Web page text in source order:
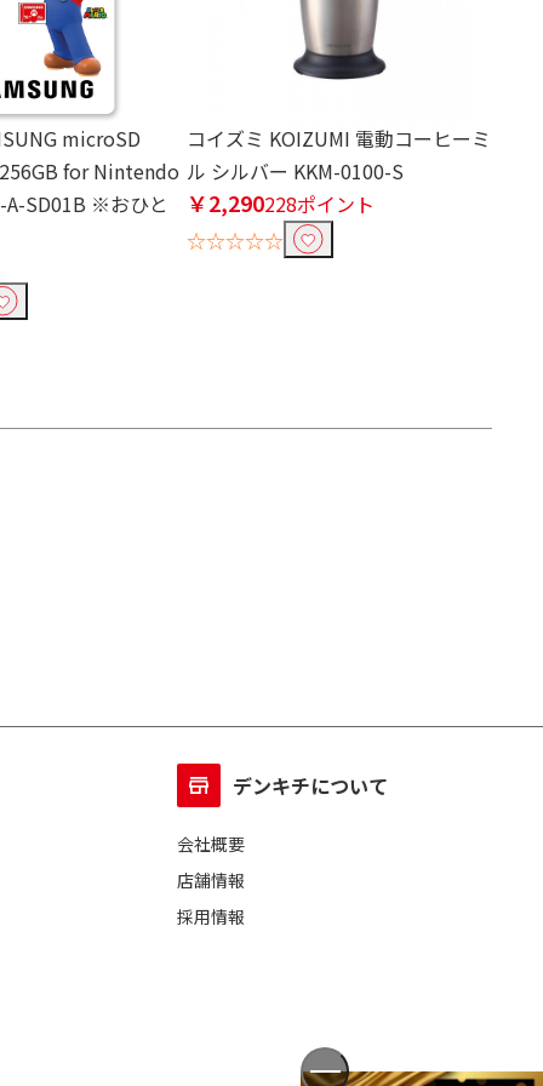
microSD
for Nintendo
SD01B ※おひと
コイズミ KOIZUMI 電動コーヒーミ
ル シルバー KKM-0100-S
￥2,290228ポイント
☆☆☆☆☆
デンキチについて
会社概要
店舗情報
採用情報